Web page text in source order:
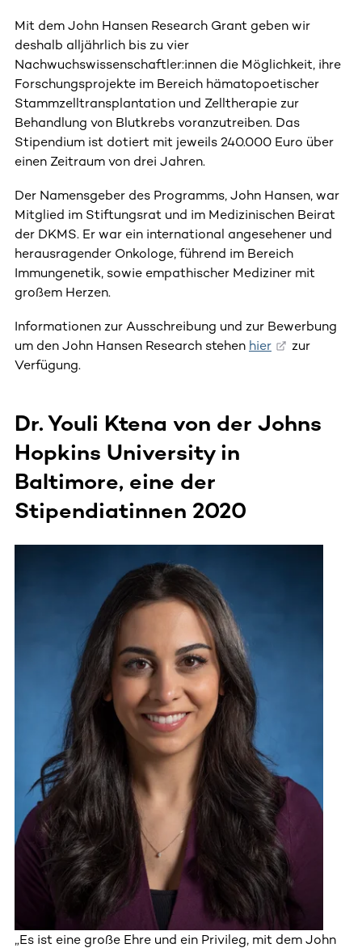
Mit dem John Hansen Research Grant geben wir
deshalb alljährlich bis zu vier
Nachwuchswissenschaftler:innen die Möglichkeit, ihre
Forschungsprojekte im Bereich hämatopoetischer
Stammzelltransplantation und Zelltherapie zur
Behandlung von Blutkrebs voranzutreiben. Das
Stipendium ist dotiert mit jeweils 240.000 Euro über
einen Zeitraum von drei Jahren.
Der Namensgeber des Programms, John Hansen, war
Mitglied im Stiftungsrat und im Medizinischen Beirat
der DKMS. Er war ein international angesehener und
herausragender Onkologe, führend im Bereich
Immungenetik, sowie empathischer Mediziner mit
großem Herzen.
Informationen zur Ausschreibung und zur Bewerbung
um den John Hansen Research stehen hier
zur
Verfügung.
Dr. Youli Ktena von der Johns
Hopkins University in
Baltimore, eine der
Stipendiatinnen 2020
„Es ist eine große Ehre und ein Privileg, mit dem John